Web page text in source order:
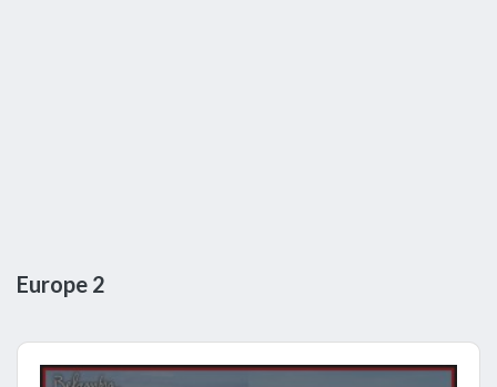
Europe 2